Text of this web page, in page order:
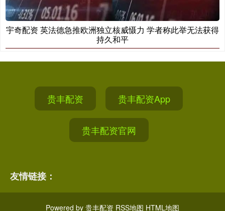
宇奇配资 英法德急推欧洲独立核威慑力 学者称此举无法获得
持久和平
贵丰配资 贵丰配资App
贵丰配资官网
友情链接：
Powered by 贵丰配资 RSS地图 HTML地图